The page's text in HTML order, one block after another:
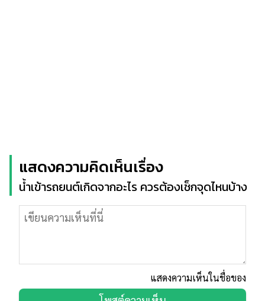
แสดงความคิดเห็นเรื่อง
น้ำเข้ารถยนต์เกิดจากอะไร ควรต้องเช็กจุดไหนบ้าง
แสดงความเห็นในชื่อของ